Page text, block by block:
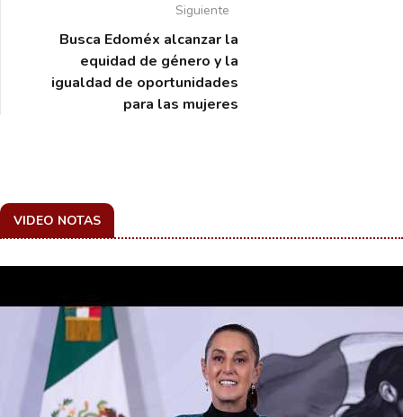
Siguiente
Busca Edoméx alcanzar la
equidad de género y la
igualdad de oportunidades
para las mujeres
VIDEO NOTAS